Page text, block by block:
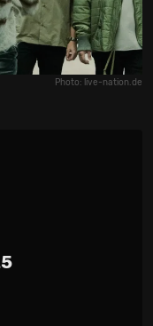
Photo: live-nation.de